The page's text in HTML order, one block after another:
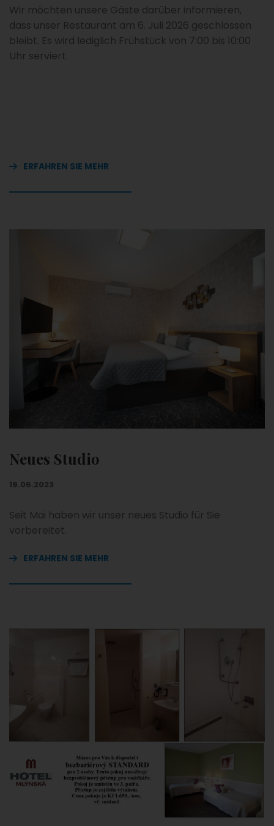
Wir möchten unsere Gäste darüber informieren,
dass unser Restaurant am 6. Juli 2026 geschlossen
bleibt. Es wird lediglich Frühstück von 7:00 bis 10:00
Uhr serviert.
ERFAHREN SIE MEHR
Neues Studio
19.06.2023
Seit Mai haben wir unser neues Studio für Sie
vorbereitet.
ERFAHREN SIE MEHR